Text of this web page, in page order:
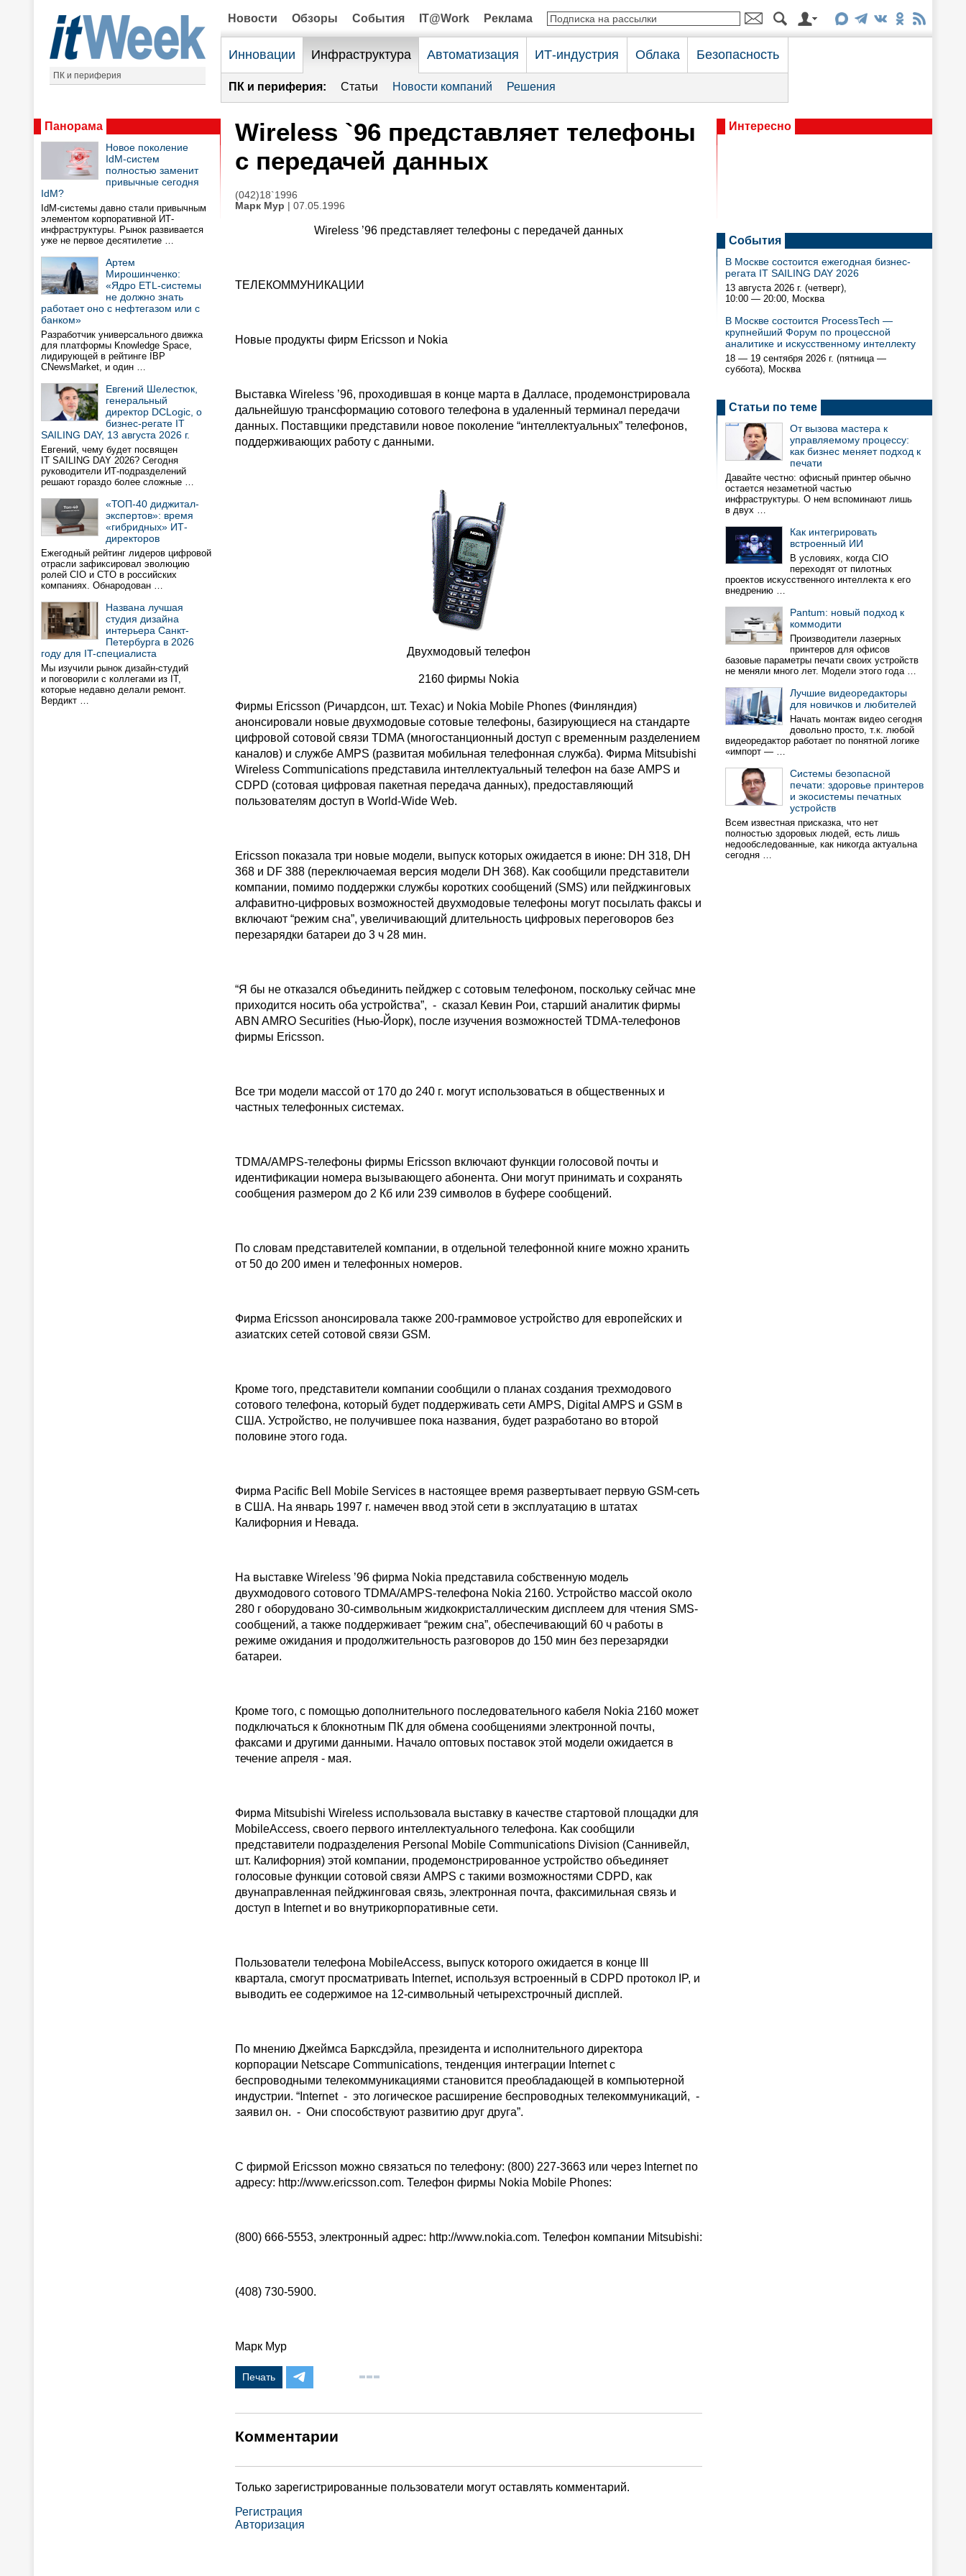
ПК и периферия
Новости Обзоры События IT@Work Реклама
Инновации Инфраструктура Автоматизация ИТ-индустрия Облака Безопасность
ПК и периферия: Статьи Новости компаний Решения
Панорама
Новое поколение
IdM-систем
полностью заменит
привычные сегодня
IdM?
IdM-системы давно стали привычным
элементом корпоративной ИТ-
инфраструктуры. Рынок развивается
уже не первое десятилетие …
Артем
Мирошинченко:
«Ядро ETL-системы
не должно знать
работает оно с нефтегазом или с
банком»
Разработчик универсального движка
для платформы Knowledge Space,
лидирующей в рейтинге IBP
CNewsMarket, и один …
Евгений Шелестюк,
генеральный
директор DCLogic, о
бизнес-регате IT
SAILING DAY, 13 августа 2026 г.
Евгений, чему будет посвящен
IT SAILING DAY 2026? Сегодня
руководители ИТ-подразделений
решают гораздо более сложные …
«ТОП-40 диджитал-
экспертов»: время
«гибридных» ИТ-
директоров
Ежегодный рейтинг лидеров цифровой
отрасли зафиксировал эволюцию
ролей CIO и CTO в российских
компаниях. Обнародован …
Названа лучшая
студия дизайна
интерьера Санкт-
Петербурга в 2026
году для IT-специалиста
Мы изучили рынок дизайн-студий
и поговорили с коллегами из IT,
которые недавно делали ремонт.
Вердикт …
Wireless `96 представляет телефоны
с передачей данных
(042)18`1996
Марк Мур | 07.05.1996
Wireless ’96 представляет телефоны с передачей данных
ТЕЛЕКОММУНИКАЦИИ
Новые продукты фирм Ericsson и Nokia
Выставка Wireless ’96, проходившая в конце марта в Далласе, продемонстрировала
дальнейшую трансформацию сотового телефона в удаленный терминал передачи
данных. Поставщики представили новое поколение “интеллектуальных” телефонов,
поддерживающих работу с данными.
Двухмодовый телефон
2160 фирмы Nokia
Фирмы Ericsson (Ричардсон, шт. Техас) и Nokia Mobile Phones (Финляндия)
анонсировали новые двухмодовые сотовые телефоны, базирующиеся на стандарте
цифровой сотовой связи TDMA (многостанционный доступ с временным разделением
каналов) и службе AMPS (развитая мобильная телефонная служба). Фирма Mitsubishi
Wireless Communications представила интеллектуальный телефон на базе AMPS и
CDPD (сотовая цифровая пакетная передача данных), предоставляющий
пользователям доступ в World-Wide Web.
Ericsson показала три новые модели, выпуск которых ожидается в июне: DH 318, DH
368 и DF 388 (переключаемая версия модели DH 368). Как сообщили представители
компании, помимо поддержки службы коротких сообщений (SMS) или пейджинговых
алфавитно-цифровых возможностей двухмодовые телефоны могут посылать факсы и
включают “режим сна”, увеличивающий длительность цифровых переговоров без
перезарядки батареи до 3 ч 28 мин.
“Я бы не отказался объединить пейджер с сотовым телефоном, поскольку сейчас мне
приходится носить оба устройства”, - сказал Кевин Рои, старший аналитик фирмы
ABN AMRO Securities (Нью-Йорк), после изучения возможностей TDMA-телефонов
фирмы Ericsson.
Все три модели массой от 170 до 240 г. могут использоваться в общественных и
частных телефонных системах.
TDMA/AMPS-телефоны фирмы Ericsson включают функции голосовой почты и
идентификации номера вызывающего абонента. Они могут принимать и сохранять
сообщения размером до 2 Кб или 239 символов в буфере сообщений.
По словам представителей компании, в отдельной телефонной книге можно хранить
от 50 до 200 имен и телефонных номеров.
Фирма Ericsson анонсировала также 200-граммовое устройство для европейских и
азиатских сетей сотовой связи GSM.
Кроме того, представители компании сообщили о планах создания трехмодового
сотового телефона, который будет поддерживать сети AMPS, Digital AMPS и GSM в
США. Устройство, не получившее пока названия, будет разработано во второй
половине этого года.
Фирма Pacific Bell Mobile Services в настоящее время развертывает первую GSM-сеть
в США. На январь 1997 г. намечен ввод этой сети в эксплуатацию в штатах
Калифорния и Невада.
На выставке Wireless ’96 фирма Nokia представила собственную модель
двухмодового сотового TDMA/AMPS-телефона Nokia 2160. Устройство массой около
280 г оборудовано 30-символьным жидкокристаллическим дисплеем для чтения SMS-
сообщений, а также поддерживает “режим сна”, обеспечивающий 60 ч работы в
режиме ожидания и продолжительность разговоров до 150 мин без перезарядки
батареи.
Кроме того, с помощью дополнительного последовательного кабеля Nokia 2160 может
подключаться к блокнотным ПК для обмена сообщениями электронной почты,
факсами и другими данными. Начало оптовых поставок этой модели ожидается в
течение апреля - мая.
Фирма Mitsubishi Wireless использовала выставку в качестве стартовой площадки для
MobileAccess, своего первого интеллектуального телефона. Как сообщили
представители подразделения Personal Mobile Communications Division (Саннивейл,
шт. Калифорния) этой компании, продемонстрированное устройство объединяет
голосовые функции сотовой связи AMPS с такими возможностями CDPD, как
двунаправленная пейджинговая связь, электронная почта, факсимильная связь и
доступ в Internet и во внутрикорпоративные сети.
Пользователи телефона MobileAccess, выпуск которого ожидается в конце III
квартала, смогут просматривать Internet, используя встроенный в CDPD протокол IP, и
выводить ее содержимое на 12-символьный четырехстрочный дисплей.
По мнению Джеймса Барксдэйла, президента и исполнительного директора
корпорации Netscape Communications, тенденция интеграции Internet с
беспроводными телекоммуникациями становится преобладающей в компьютерной
индустрии. “Internet - это логическое расширение беспроводных телекоммуникаций, -
заявил он. - Они способствуют развитию друг друга”.
C фирмой Ericsson можно связаться по телефону: (800) 227-3663 или через Internet по
адресу: http://www.ericsson.com. Телефон фирмы Nokia Mobile Phones:
(800) 666-5553, электронный адрес: http://www.nokia.com. Телефон компании Mitsubishi:
(408) 730-5900.
Марк Мур
Печать
Комментарии
Только зарегистрированные пользователи могут оставлять комментарий.
Регистрация
Авторизация
Интересно
События
В Москве состоится ежегодная бизнес-
регата IT SAILING DAY 2026
13 августа 2026 г. (четверг),
10:00 — 20:00, Москва
В Москве состоится ProcessTech —
крупнейший Форум по процессной
аналитике и искусственному интеллекту
18 — 19 сентября 2026 г. (пятница —
суббота), Москва
Статьи по теме
От вызова мастера к
управляемому процессу:
как бизнес меняет подход к
печати
Давайте честно: офисный принтер обычно
остается незаметной частью
инфраструктуры. О нем вспоминают лишь
в двух …
Как интегрировать
встроенный ИИ
В условиях, когда CIO
переходят от пилотных
проектов искусственного интеллекта к его
внедрению …
Pantum: новый подход к
коммодити
Производители лазерных
принтеров для офисов
базовые параметры печати своих устройств
не меняли много лет. Модели этого года …
Лучшие видеоредакторы
для новичков и любителей
Начать монтаж видео сегодня
довольно просто, т.к. любой
видеоредактор работает по понятной логике
«импорт — …
Системы безопасной
печати: здоровье принтеров
и экосистемы печатных
устройств
Всем известная присказка, что нет
полностью здоровых людей, есть лишь
недообследованные, как никогда актуальна
сегодня …